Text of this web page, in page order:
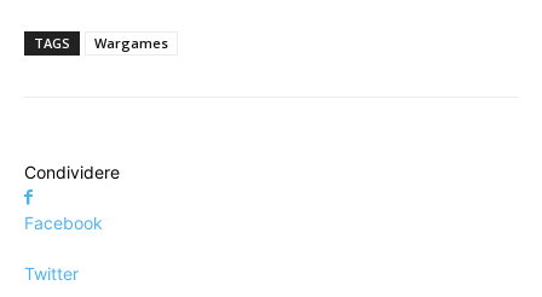
TAGS Wargames
Condividere
Facebook
Twitter